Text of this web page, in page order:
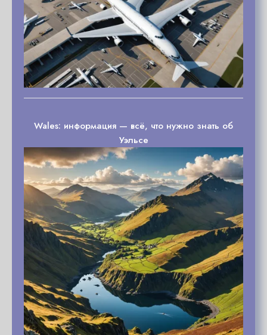
Wales: информация — всё, что нужно знать об
Уэльсе